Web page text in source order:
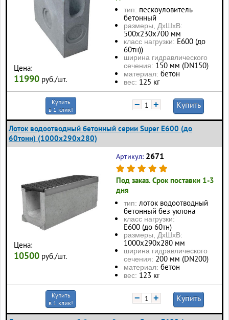
Цена:
11990 руб./шт.
тип: пескоуловитель
бетонный
размеры, ДхШхВ:
500x230x700 мм
класс нагрузки: Е600 (до
60тн))
ширина гидравлического
сечения: 150 мм (DN150)
материал: бетон
вес: 125 кг
Купить
в 1 клик!
− + Купить
Лоток водоотводный бетонный серии Super Е600 (до
60тонн) (1000x290x280)
Цена:
10500 руб./шт.
Артикул: 2671
Под заказ. Срок поставки 1-3
дня
тип: лоток водоотводный
бетонный без уклона
класс нагрузки:
Е600 (до 60тн)
размеры, ДхШхВ:
1000x290x280 мм
ширина гидравлического
сечения: 200 мм (DN200)
материал: бетон
вес: 123 кг
Купить
в 1 клик!
− + Купить